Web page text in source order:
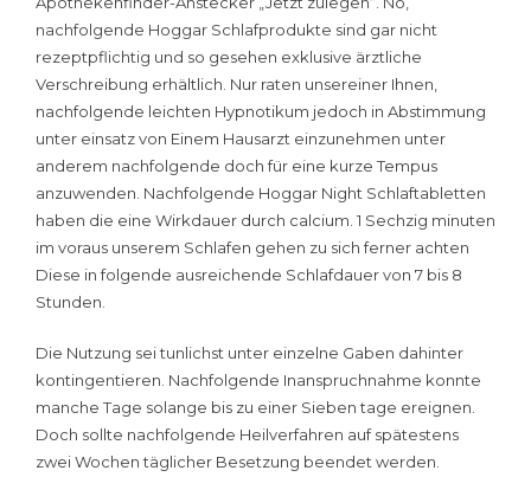
nachfolgende Hoggar Schlafprodukte sind gar nicht
rezeptpflichtig und so gesehen exklusive ärztliche
Verschreibung erhältlich. Nur raten unsereiner Ihnen,
nachfolgende leichten Hypnotikum jedoch in Abstimmung
unter einsatz von Einem Hausarzt einzunehmen unter
anderem nachfolgende doch für eine kurze Tempus
anzuwenden. Nachfolgende Hoggar Night Schlaftabletten
haben die eine Wirkdauer durch calcium. 1 Sechzig minuten
im voraus unserem Schlafen gehen zu sich ferner achten
Diese in folgende ausreichende Schlafdauer von 7 bis 8
Stunden.
Die Nutzung sei tunlichst unter einzelne Gaben dahinter
kontingentieren. Nachfolgende Inanspruchnahme konnte
manche Tage solange bis zu einer Sieben tage ereignen.
Doch sollte nachfolgende Heilverfahren auf spätestens
zwei Wochen täglicher Besetzung beendet werden.